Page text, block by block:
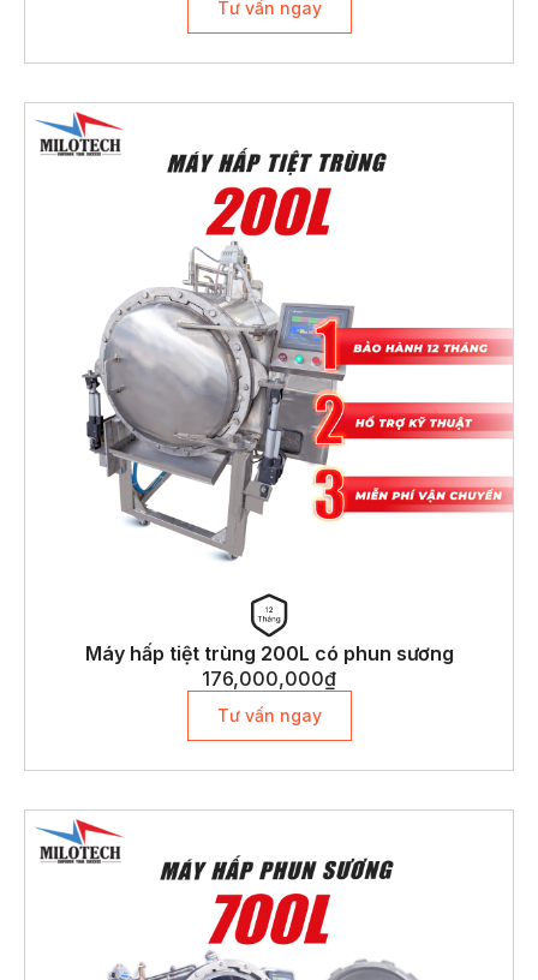
Tư vấn ngay
Máy hấp tiệt trùng 200L có phun sương
176,000,000₫
Tư vấn ngay